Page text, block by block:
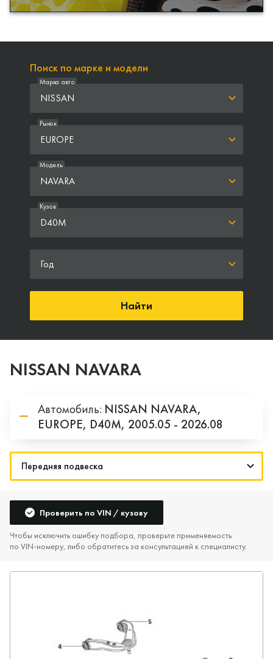
Поиск по марке и модели
NISSAN
Марка авто
EUROPE
Рынок
NAVARA
Модель
D40M
Кузов
Год
Найти
NISSAN NAVARA
Автомобиль: NISSAN NAVARA,
EUROPE, D40M, 2005.05 - 2026.08
Проверить по VIN / кузову
Чтобы исключить ошибку подбора, проверьте применяемость
по VIN‑номеру, либо обратитесь за консультацией к специалисту.